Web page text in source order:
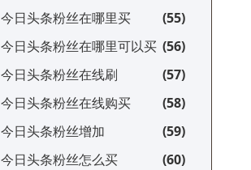
今日头条粉丝在哪里买
今日头条粉丝在哪里可以买
今日头条粉丝在线刷
今日头条粉丝在线购买
今日头条粉丝增加
今日头条粉丝怎么买